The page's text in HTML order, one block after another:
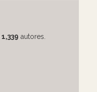
1,339 autores.